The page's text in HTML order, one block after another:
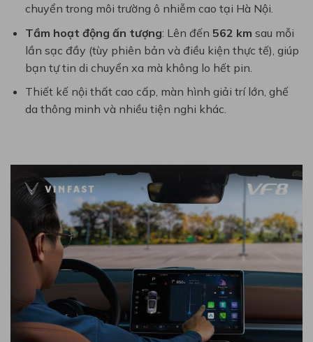
chuyển trong môi trường ô nhiễm cao tại Hà Nội.
Tầm hoạt động ấn tượng: Lên đến 562 km sau mỗi
lần sạc đầy (tùy phiên bản và điều kiện thực tế), giúp
bạn tự tin di chuyển xa mà không lo hết pin.
Thiết kế nội thất cao cấp, màn hình giải trí lớn, ghế
da thông minh và nhiều tiện nghi khác.